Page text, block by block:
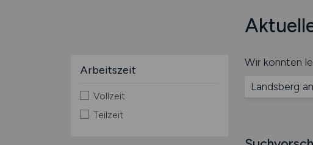
Arbeitszeit
Vollzeit
Teilzeit
Wir konnten
Landsberg